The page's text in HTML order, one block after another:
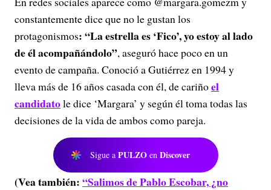
constantemente dice que no le gustan los
protagonismos: “La estrella es ‘Fico’, yo estoy al lado
de él acompañándolo”, aseguró hace poco en un
evento de campaña. Conoció a Gutiérrez en 1994 y
lleva más de 16 años casada con él, de cariñoel
candidatole dice ‘Margara’ y según él toma todas las
decisiones de la vida de ambos como pareja.
Sigue a PULZO en Discover
(Vea también:“Salimos de Pablo Escobar, ¿no